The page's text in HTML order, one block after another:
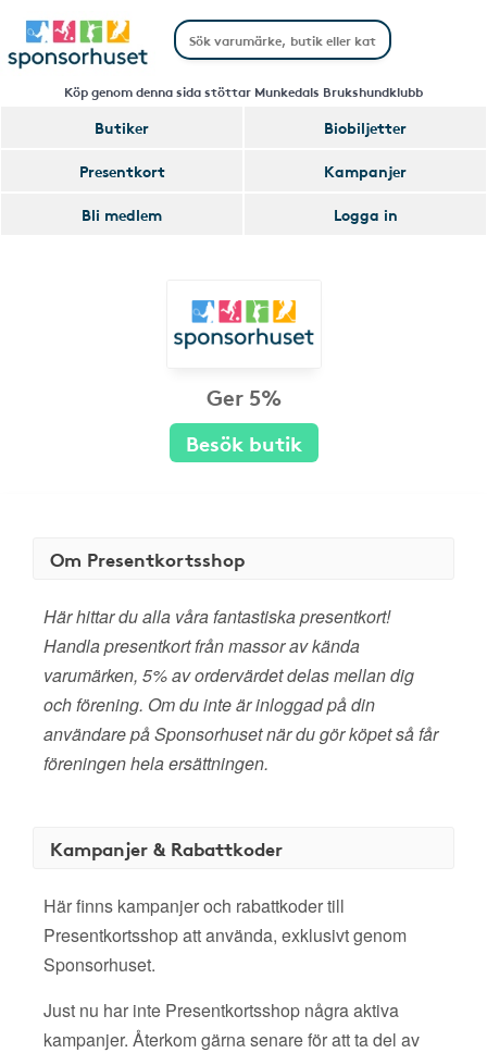
Köp genom denna sida stöttar Munkedals Brukshundklubb
Butiker
Biobiljetter
Presentkort
Kampanjer
Bli medlem
Logga in
Ger 5%
Besök butik
Om Presentkortsshop
Här hittar du alla våra fantastiska presentkort!
Handla presentkort från massor av kända
varumärken, 5% av ordervärdet delas mellan dig
och förening. Om du inte är inloggad på din
användare på Sponsorhuset när du gör köpet så får
föreningen hela ersättningen.
Kampanjer & Rabattkoder
Här finns kampanjer och rabattkoder till
Presentkortsshop att använda, exklusivt genom
Sponsorhuset.
Just nu har inte Presentkortsshop några aktiva
kampanjer. Återkom gärna senare för att ta del av